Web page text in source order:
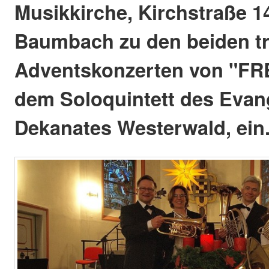
Musikkirche, Kirchstraße
Baumbach zu den beiden
Adventskonzerten von
dem Soloquintett des
Dekanates Westerwald,